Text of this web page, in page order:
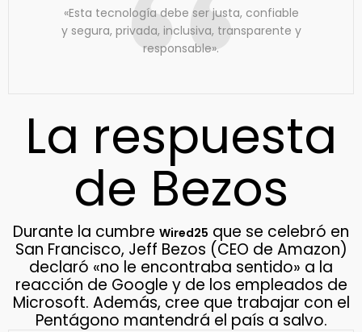
«Esta tecnología debe ser justa, confiable
y segura, privada, inclusiva, transparente y
responsable».
La respuesta
de Bezos
Durante la cumbre Wired25 que se celebró en
San Francisco, Jeff Bezos (CEO de Amazon)
declaró «no le encontraba sentido» a la
reacción de Google y de los empleados de
Microsoft. Además, cree que trabajar con el
Pentágono mantendrá el país a salvo.